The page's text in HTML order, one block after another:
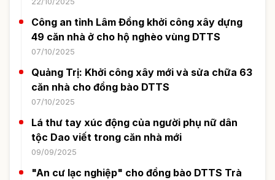
Công an tỉnh Lâm Đồng khởi công xây dựng
49 căn nhà ở cho hộ nghèo vùng DTTS
07/10/2025
Quảng Trị: Khởi công xây mới và sửa chữa 63
căn nhà cho đồng bào DTTS
07/10/2025
Lá thư tay xúc động của người phụ nữ dân
tộc Dao viết trong căn nhà mới
09/09/2025
"An cư lạc nghiệp" cho đồng bào DTTS Trà